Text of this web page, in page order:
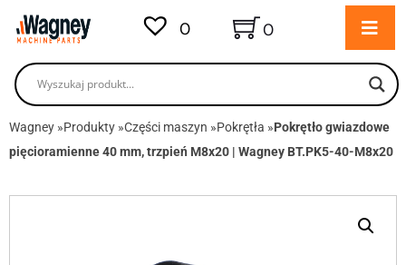
0 0
Wagney »Produkty »Części maszyn »Pokrętła »Pokrętło gwiazdowe
pięcioramienne 40 mm, trzpień M8x20 | Wagney BT.PK5-40-M8x20